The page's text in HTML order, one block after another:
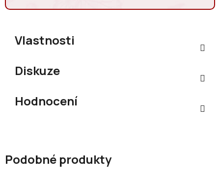
Měrná cena:
Vlastnosti
Diskuze
Hodnocení
Podobné produkty